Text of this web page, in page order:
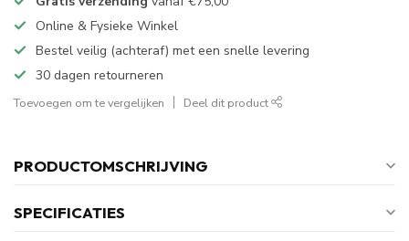
Online & Fysieke Winkel
Bestel veilig (achteraf) met een snelle levering
30 dagen retourneren
Toevoegen om te vergelijken Deel dit product
PRODUCTOMSCHRIJVING
SPECIFICATIES